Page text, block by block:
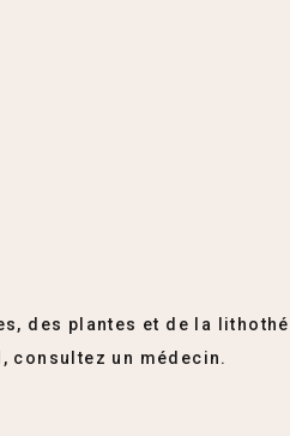
des plantes et de la
consultez un médecin.